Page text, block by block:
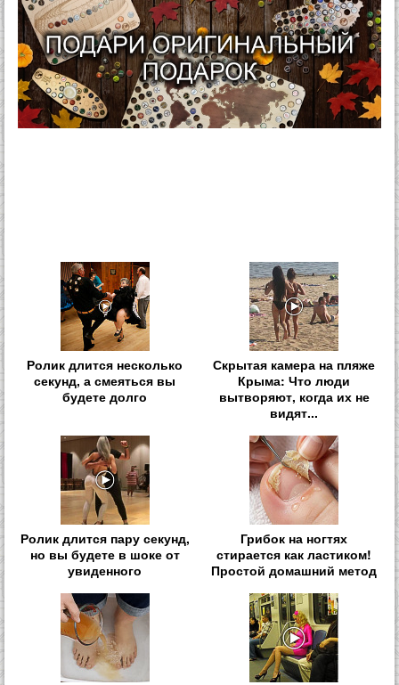
Ролик длится несколько
секунд, а смеяться вы
будете долго
Скрытая камера на пляже
Крыма: Что люди
вытворяют, когда их не
видят...
Ролик длится пару секунд,
но вы будете в шоке от
увиденного
Грибок на ногтях
стирается как ластиком!
Простой домашний метод